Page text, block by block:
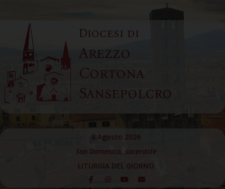
content
Diocesi di
Arezzo
Cortona
Sansepolcro
8 Agosto 2026
San Domenico, sacerdote
LITURGIA DEL GIORNO